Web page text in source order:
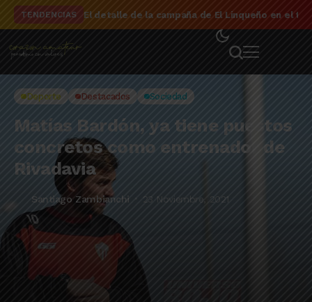
TENDENCIAS El detalle de la campaña de El Linqueño en el
Deporte Destacados Sociedad
Matías Bardón, ya tiene puestos
concretos como entrenador de
Rivadavia
Santiago Zambianchi 23 Noviembre, 2021